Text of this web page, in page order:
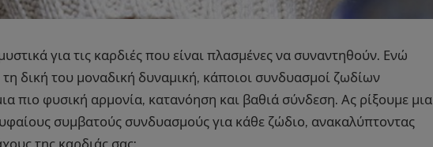
για τις καρδιές που είναι πλασμένες να συναντηθούν. Ενώ
δική του μοναδική δυναμική, κάποιοι συνδυασμοί ζωδίων
πιο φυσική αρμονία, κατανόηση και βαθιά σύνδεση. Ας ρίξουμε μια
συμβατούς συνδυασμούς για κάθε ζώδιο, ανακαλύπτοντας
της καρδιάς σας: